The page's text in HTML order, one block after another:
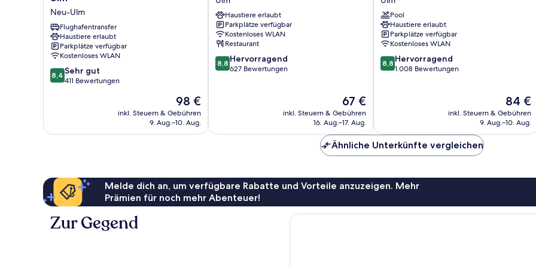
anzeigen
Coffee
Tea
Maker
Neu-
Ulm
Neu-
Ulm
Neu-Ulm
Flughafentransfer
Haustiere erlaubt
Parkplätze verfügbar
Kostenloses WLAN
8.4
von
Bewertungen
8,4 Sehr gut
411 Bewertungen
Der
Preis
beträgt
98 €
inkl. Steuern & Gebühren
9. Aug.–10. Aug.
Hotel
Ulm
Ulm
Haustiere erlaubt
Parkplätze verfügbar
Kostenloses WLAN
Restaurant
8.8
von
8,8 Hervorragend
627 Bewertungen
Der
Preis
beträgt
67 €
inkl. Steuern & Gebühren
16. Aug.–17. Aug.
Ulm
UlmPool
Haustiere erlaubt
Parkplätze verfügbar
Kostenloses WLAN
8.8
von
8,8 Hervorragend
1.008 Bewertungen
Der
Preis
beträgt
84 €
inkl. Steuern & Gebühren
9. Aug.–10. Aug.
Ähnliche Unterkünfte vergleichen
Melde dich an, um verfügbare Rabatte und Vorteile anzuzeigen. Mehr
Prämien für noch mehr Abenteuer!
Zur Gegend